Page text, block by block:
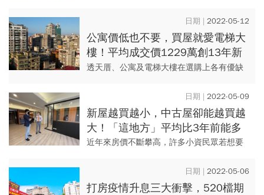
然未釀成巨大損害，但在台灣多雨氣候之
下，民眾買房時也需將淹水、漏...
2022-05-12
公寓價低也不要，買屋就愛電梯大
樓！平均成交價1229萬創13年新
高...「這縣市」是最愛透天
透天厝、公寓及電梯大樓在選購上各有優缺
示，目前電梯大樓已經成為市場上最受歡迎
的主流產品，去年第4季...
2022-05-09
新屋越買越小，中古屋卻能越買越
大！「這地方」平均比3年前能多
買1.8坪，專家曝關鍵
近年來房價不斷攀高，許多小資民眾若想要
越小，不過，根據房仲業者統計金融聯徵中
心新增房貸資料發現，雖然在...
2022-05-06
打房疫情升息三大衝擊，520檔期